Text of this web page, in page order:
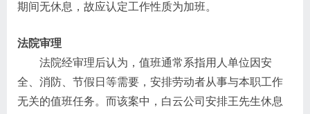
期间无休息，故应认定工作性质为加班。
法院审理
法院经审理后认为，值班通常系指用人单位因安
全、消防、节假日等需要，安排劳动者从事与本职工作
无关的值班任务。而该案中，白云公司安排王先生休息